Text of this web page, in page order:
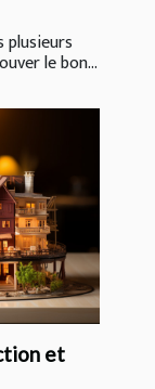
plusieurs
le bon...
et